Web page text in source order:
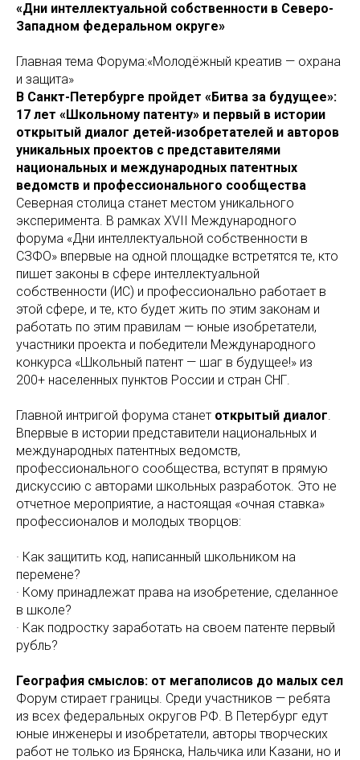
«Дни интеллектуальной собственности в Северо-
Западном федеральном округе»
Главная тема Форума:«Молодёжный креатив — охрана
и защита»
В Санкт-Петербурге пройдет «Битва за будущее»:
17 лет «Школьному патенту» и первый в истории
открытый диалог детей-изобретателей и авторов
уникальных проектов с представителями
национальных и международных патентных
ведомств и профессионального сообщества
Северная столица станет местом уникального
эксперимента. В рамках XVII Международного
форума «Дни интеллектуальной собственности в
СЗФО» впервые на одной площадке встретятся те, кто
пишет законы в сфере интеллектуальной
собственности (ИС) и профессионально работает в
этой сфере, и те, кто будет жить по этим законам и
работать по этим правилам — юные изобретатели,
участники проекта и победители Международного
конкурса «Школьный патент — шаг в будущее!» из
200+ населенных пунктов России и стран СНГ.
Главной интригой форума станет открытый диалог.
Впервые в истории представители национальных и
международных патентных ведомств,
профессионального сообщества, вступят в прямую
дискуссию с авторами школьных разработок. Это не
отчетное мероприятие, а настоящая «очная ставка»
профессионалов и молодых творцов:
· Как защитить код, написанный школьником на
перемене?
· Кому принадлежат права на изобретение, сделанное
в школе?
· Как подростку заработать на своем патенте первый
рубль?
География смыслов: от мегаполисов до малых сел
Форум стирает границы. Среди участников — ребята
из всех федеральных округов РФ. В Петербург едут
юные инженеры и изобретатели, авторы творческих
работ не только из Брянска, Нальчика или Казани, но и